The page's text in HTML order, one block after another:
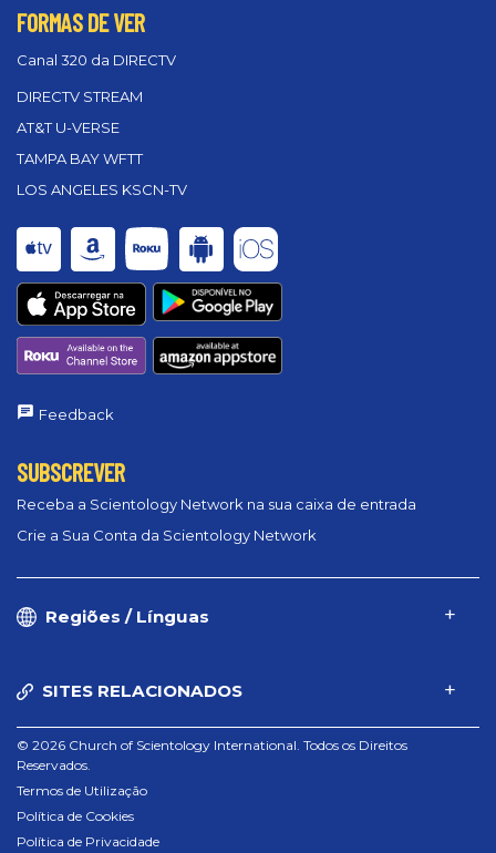
FORMAS DE VER
Canal 320 da DIRECTV
DIRECTV STREAM
AT&T U-VERSE
TAMPA BAY WFTT
LOS ANGELES KSCN-TV
Feedback
SUBSCREVER
Receba a Scientology Network na sua caixa de entrada
Crie a Sua Conta da Scientology Network
Regiões / Línguas
SITES RELACIONADOS
© 2026 Church of Scientology International. Todos os Direitos
Reservados.
Termos de Utilização
Política de Cookies
Política de Privacidade